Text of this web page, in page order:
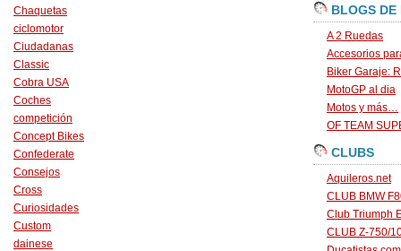
Chaquetas
ciclomotor
Ciudadanas
Classic
Cobra USA
Coches
competición
Concept Bikes
Confederate
Consejos
Cross
Curiosidades
Custom
dainese
BLOGS DE
A 2 Ruedas
Accesorios
Biker Garaje:
MotoGP al dia
Motos y más…
OF TEAM
CLUBS
Aquileros.net
CLUB BMW
Club Triumph
CLUB Z-750/